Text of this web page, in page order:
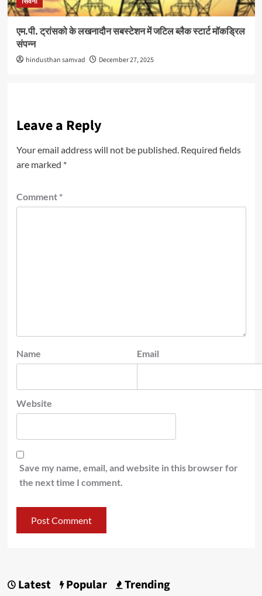
एम.पी. ट्रांसको के लखनादौन सबस्टेशन में जटिल ब्लैक स्टार्ट मॉकड्रिल
संपन्न
hindusthan samvad December 27, 2025
Leave a Reply
Your email address will not be published. Required fields
are marked *
Comment *
Name Email
Website
Save my name, email, and website in this browser for
the next time I comment.
Latest Popular Trending